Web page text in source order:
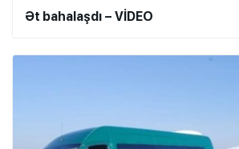
Ət bahalaşdı – VİDEO